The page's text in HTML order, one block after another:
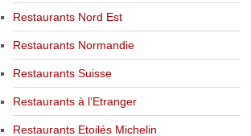
Restaurants Nord Est
Restaurants Normandie
Restaurants Suisse
Restaurants à l’Etranger
Restaurants Etoilés Michelin